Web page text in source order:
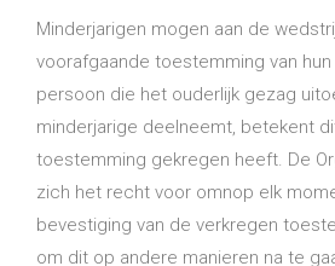
Minderjarigen mogen aan de
voorafgaande toestemming van
persoon die het ouderlijk gezag
minderjarige deelneemt, betekent
toestemming gekregen heeft. De
zich het recht voor omnop elk
bevestiging van de verkregen
om dit op andere manieren na te